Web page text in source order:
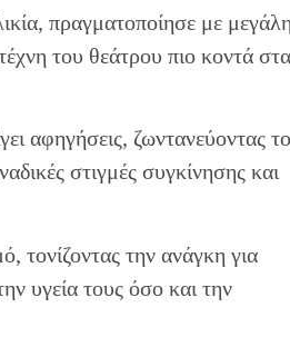
πραγματοποίησε με μεγάλη
του θεάτρου πιο κοντά στα
αφηγήσεις, ζωντανεύοντας
στιγμές συγκίνησης και
την ανάγκη για
υγεία τους όσο και την